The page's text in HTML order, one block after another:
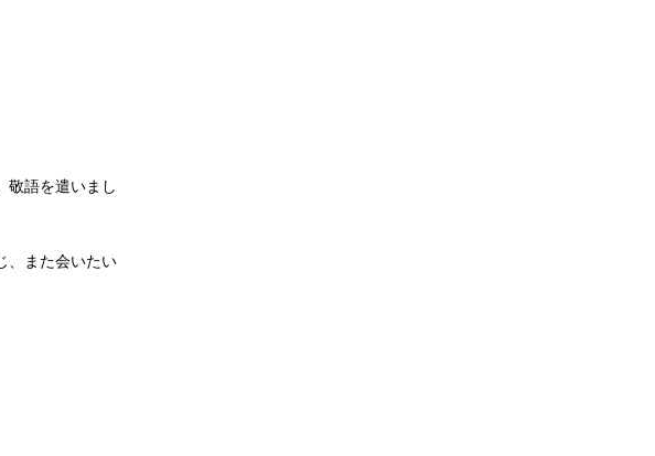
敬語を遣いまし
、また会いたい